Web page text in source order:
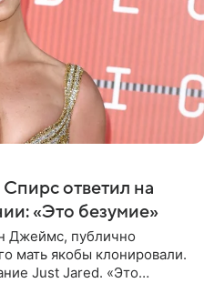
ответил на
«Это безумие»
Джеймс, публично
мать якобы клонировали.
Just Jared. «Это